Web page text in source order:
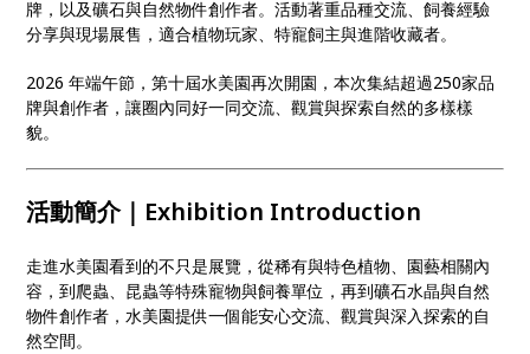
牌，以及礦石與自然物件創作者。活動著重品種交流、飼養經驗
分享與現場展售，適合植物玩家、特寵飼主與進階收藏者。
2026 年端午節，第十屆水美園再次開園，本次集結超過250家品
牌與創作者，讓圈內同好一同交流、觀賞與探索自然的多樣樣
貌。
活動簡介｜Exhibition Introduction
走進水美園看到的不只是展覽，從稀有與特色植物、園藝相關內
容，到爬蟲、昆蟲等特殊寵物與飼養單位，再到礦石水晶與自然
物件創作者，水美園提供一個能安心交流、觀賞與深入探索的自
然空間。